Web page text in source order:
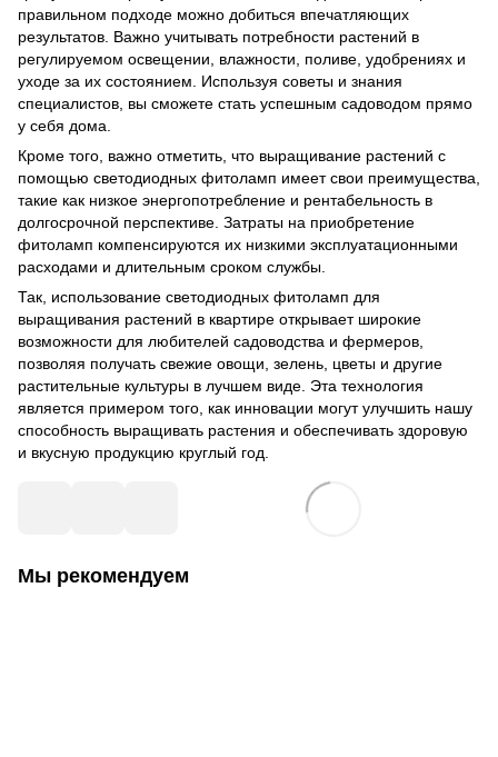
правильном подходе можно добиться впечатляющих
результатов. Важно учитывать потребности растений в
регулируемом освещении, влажности, поливе, удобрениях и
уходе за их состоянием. Используя советы и знания
специалистов, вы сможете стать успешным садоводом прямо
у себя дома.
Кроме того, важно отметить, что выращивание растений с
помощью светодиодных фитоламп имеет свои преимущества,
такие как низкое энергопотребление и рентабельность в
долгосрочной перспективе. Затраты на приобретение
фитоламп компенсируются их низкими эксплуатационными
расходами и длительным сроком службы.
Так, использование светодиодных фитоламп для
выращивания растений в квартире открывает широкие
возможности для любителей садоводства и фермеров,
позволяя получать свежие овощи, зелень, цветы и другие
растительные культуры в лучшем виде. Эта технология
является примером того, как инновации могут улучшить нашу
способность выращивать растения и обеспечивать здоровую
и вкусную продукцию круглый год.
Мы рекомендуем